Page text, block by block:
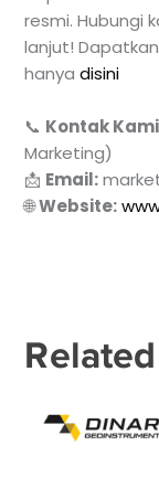
resmi. Hubungi
lanjut!
hanyadisini
📞 Kontak
Marketing)
📩 Email:
🌐Website: